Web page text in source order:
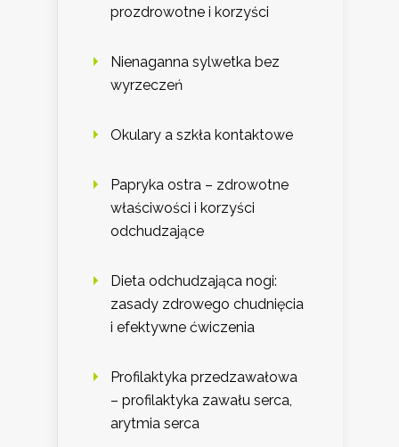
prozdrowotne i korzyści
Nienaganna sylwetka bez
wyrzeczeń
Okulary a szkła kontaktowe
Papryka ostra – zdrowotne
właściwości i korzyści
odchudzające
Dieta odchudzająca nogi:
zasady zdrowego chudnięcia
i efektywne ćwiczenia
Profilaktyka przedzawałowa
– profilaktyka zawału serca,
arytmia serca